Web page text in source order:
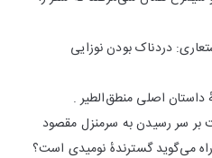
دردناک بودن نوزایی
داستان اصلی منطق‌الطیر .
بر سر رسیدن به سرمنزل مقصود
می‌گوید گسترندهٔ نومیدی است؟